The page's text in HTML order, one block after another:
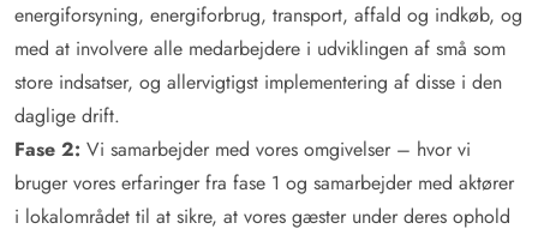
energiforsyning, energiforbrug, transport, affald og indkøb, og
med at involvere alle medarbejdere i udviklingen af små som
store indsatser, og allervigtigst implementering af disse i den
daglige drift.
Fase 2: Vi samarbejder med vores omgivelser – hvor vi
bruger vores erfaringer fra fase 1 og samarbejder med aktører
i lokalområdet til at sikre, at vores gæster under deres ophold